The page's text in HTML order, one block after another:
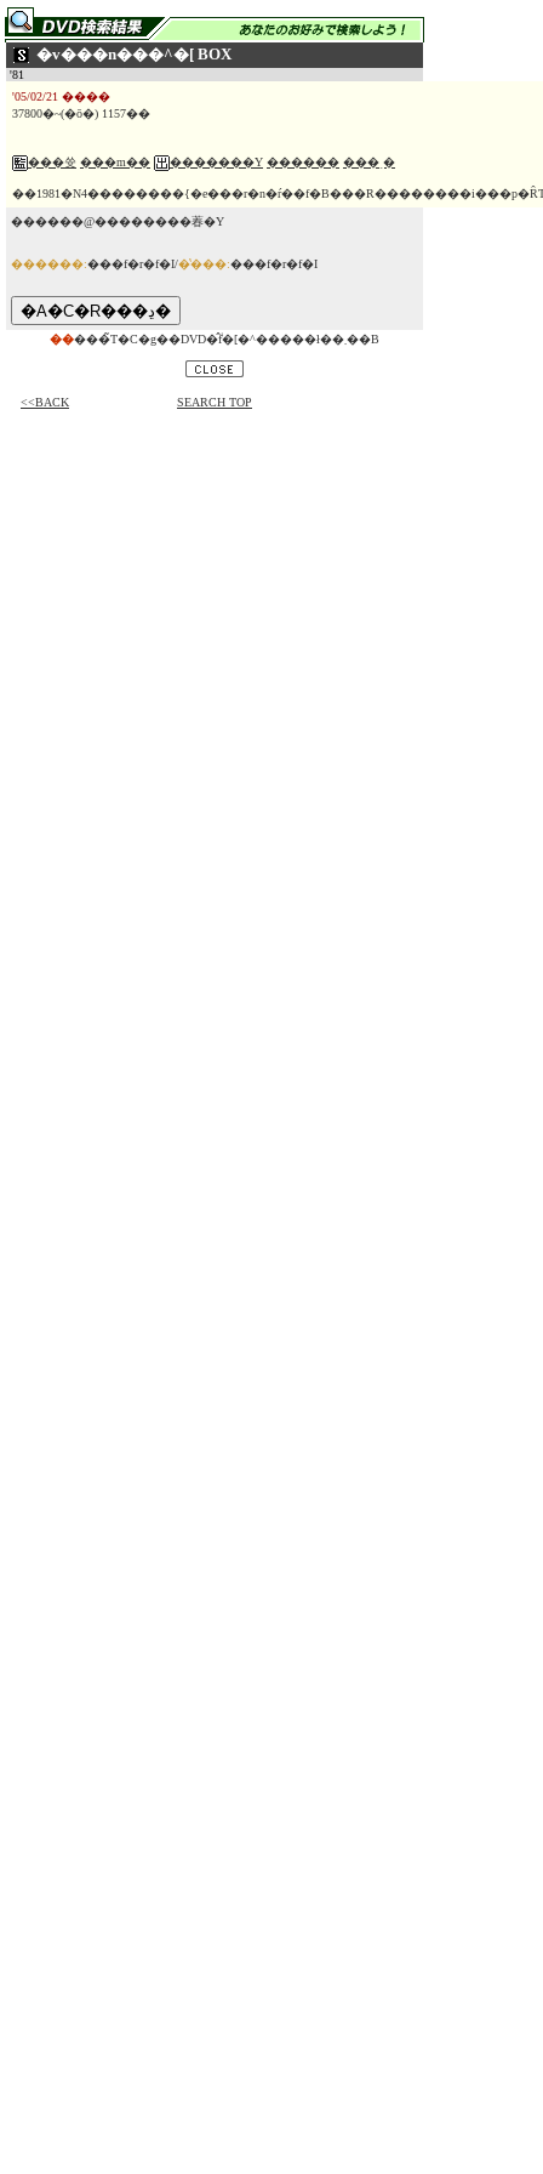
�v���n���^�[ BOX
'81
'05/02/21 ����
37800�~(�ō�) 1157��
���쓧 ���m�� �������Y ������ ���ˏ�
������@��������萶�Y
������:���f�r�f�I/�̔���:���f�r�f�I
�� ���̃T�C�g��DVD�̂݃f�[�^�����ł��܂��B
<<BACK SEARCH TOP